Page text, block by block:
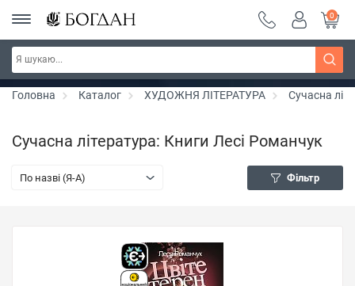
Серія "Чейзіана" ~ знижка 20%
0
Головна Каталог ХУДОЖНЯ ЛІТЕРАТУРА Сучасна
Сучасна література: Книги Лесі Романчук
По назві (Я-А) Фільтр